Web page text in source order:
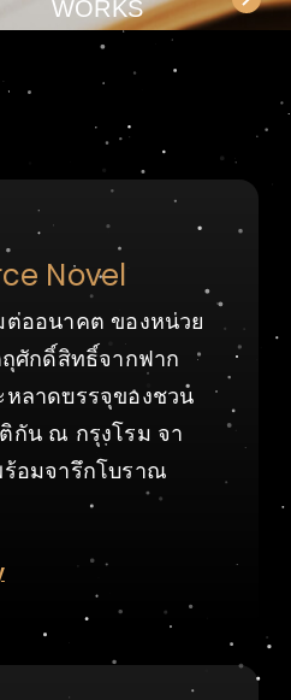
WORKS
Novel
ออนาคต ของหน่วย
ศักดิ์สิทธิ์จากฟาก
ลาดบรรจุของชวน
กัน ณ กรุงโรม จา
ร้อมจารึกโบราณ